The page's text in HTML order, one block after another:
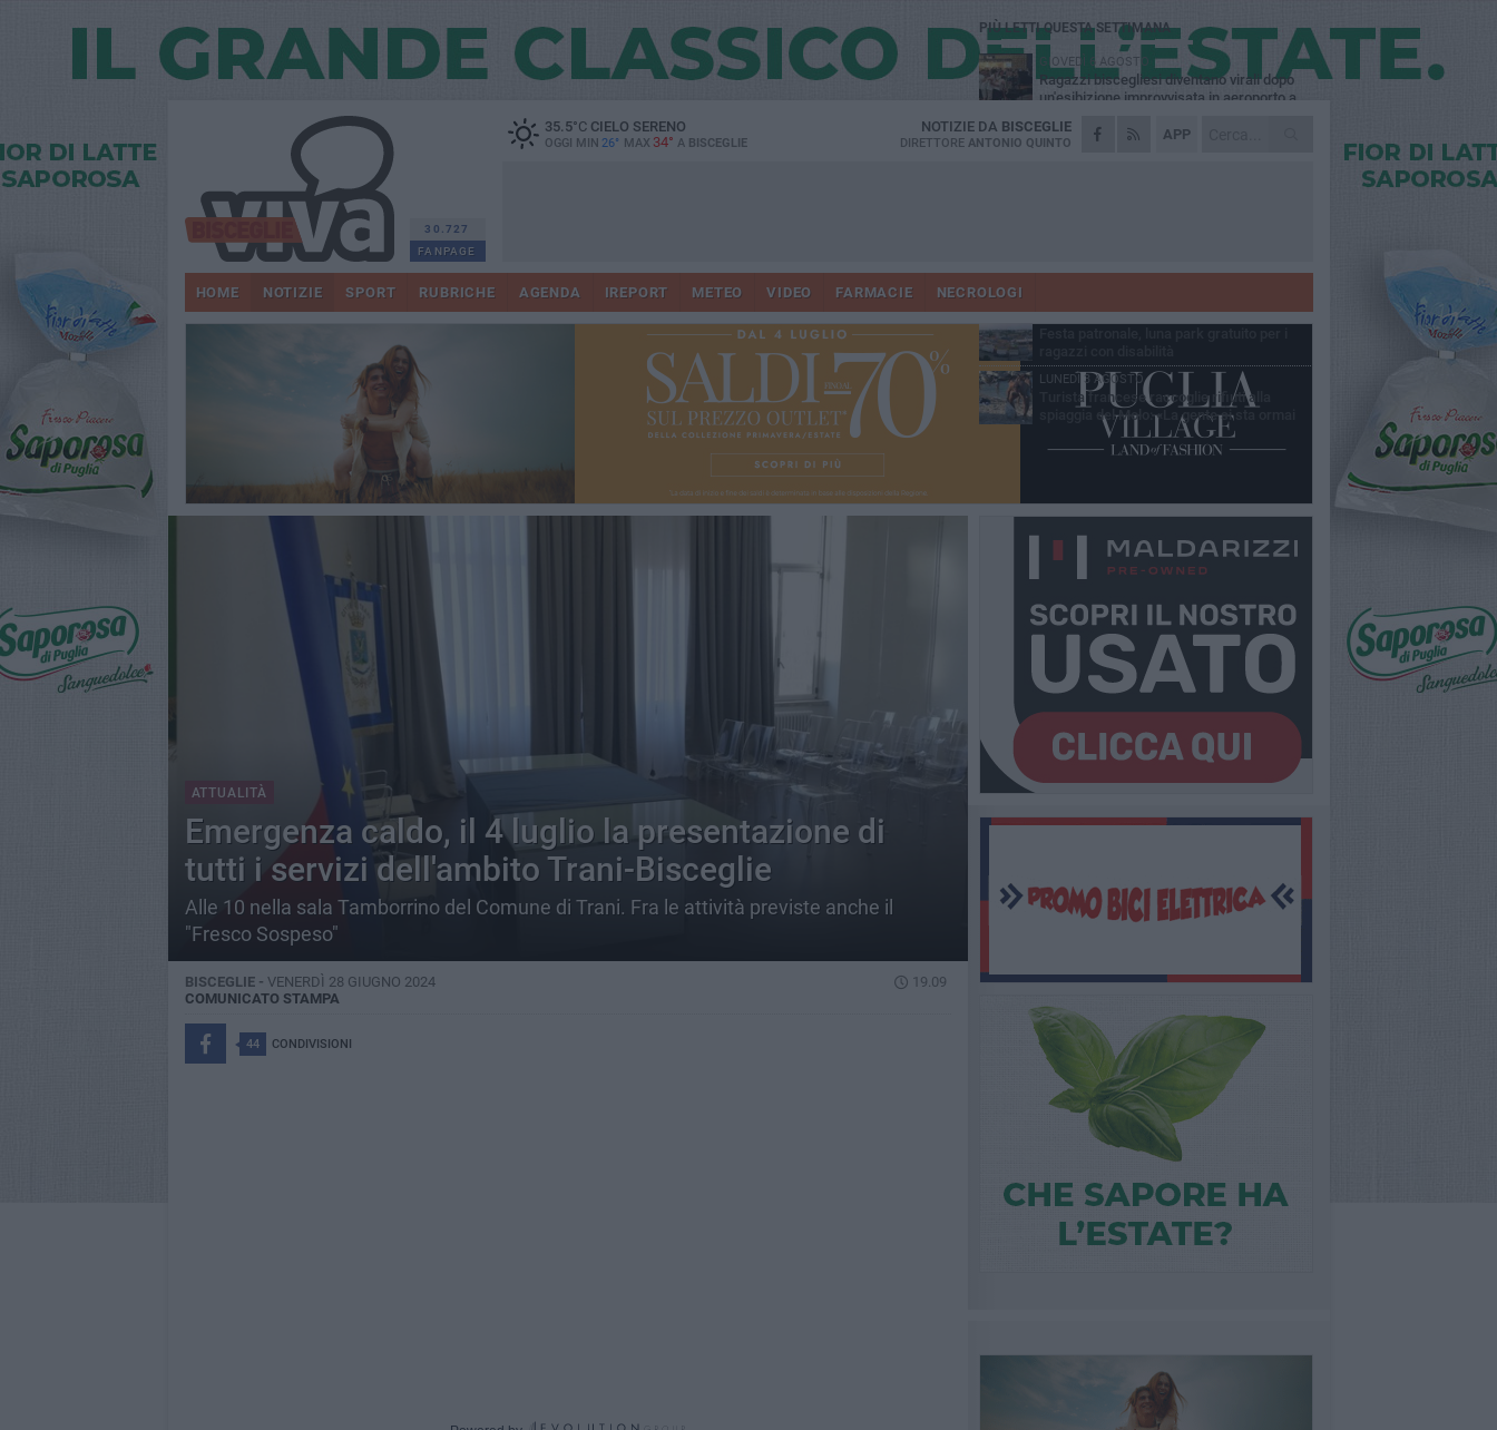
30.727
FANPAGE
35.5°CCIELO SERENO
OGGI MIN 26° MAX 34° A BISCEGLIE
APP
NOTIZIE DA BISCEGLIE
DIRETTORE ANTONIO QUINTO
HOME NOTIZIE SPORT RUBRICHE AGENDA IREPORT METEO VIDEO FARMACIE NECROLOGI
ATTUALITÀ
Emergenza caldo, il 4 luglio la presentazione di
tutti i servizi dell'ambito Trani-Bisceglie
Alle 10 nella sala Tamborrino del Comune di Trani. Fra le attività previste anche il
"Fresco Sospeso"
BISCEGLIE - VENERDÌ 28 GIUGNO 2024
19.09
COMUNICATO STAMPA
44 CONDIVISIONI
PIÙ LETTI QUESTA SETTIMANA
GIOVEDÌ 6 AGOSTO
Ragazzi biscegliesi diventano virali dopo
un'esibizione improvvisata in aeroporto a
MARTEDÌ 4 AGOSTO
Emergenza caldo, il Comune di Bisceglie
Due auto incendiate nella notte in via Dieta
MERCOLEDÌ 5 AGOSTO
LUNEDÌ 3 AGOSTO
Turista francese raccoglie rifiuti alla
spiaggia del Molo: «La gente si sta ormai